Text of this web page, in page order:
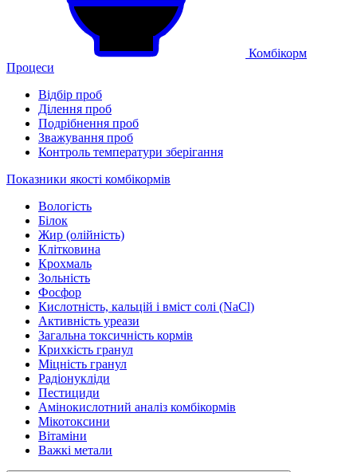
Комбікорм
Процеси
Відбір проб
Ділення проб
Подрібнення проб
Зважування проб
Контроль температури зберігання
Показники якості комбікормів
Вологість
Білок
Жир (олійність)
Клітковина
Крохмаль
Зольність
Фосфор
Кислотність, кальцій і вміст солі (NaCl)
Активність уреази
Загальна токсичність кормів
Крихкість гранул
Міцність гранул
Радіонукліди
Пестициди
Амінокислотний аналіз комбікормів
Мікотоксини
Вітаміни
Важкі метали